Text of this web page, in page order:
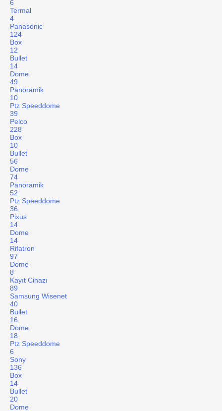
6
Termal
4
Panasonic
124
Box
12
Bullet
14
Dome
49
Panoramik
10
Ptz Speeddome
39
Pelco
228
Box
10
Bullet
56
Dome
74
Panoramik
52
Ptz Speeddome
36
Pixus
14
Dome
14
Rifatron
97
Dome
8
Kayıt Cihazı
89
Samsung Wisenet
40
Bullet
16
Dome
18
Ptz Speeddome
6
Sony
136
Box
14
Bullet
20
Dome